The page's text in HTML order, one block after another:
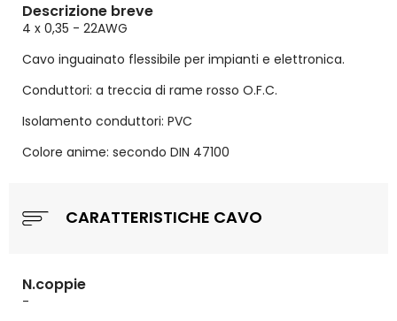
Descrizione breve
4 x 0,35 - 22AWG
Cavo inguainato flessibile per impianti e elettronica.
Conduttori: a treccia di rame rosso O.F.C.
Isolamento conduttori: PVC
Colore anime: secondo DIN 47100
CARATTERISTICHE CAVO
N.coppie
-